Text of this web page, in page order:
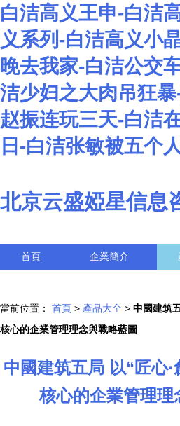
白洁高义王申-白洁
义系列-白洁高义小
晚去我家-白洁公交
洁少妇之大肉吊狂
赵振连玩三天-白洁
日-白洁张敏被五个
北京云盛婭星信息
首頁 企業簡介
當前位置： 首頁 > 產品大全 > 中國建筑
核心的企業管理理念與戰略藍圖
中國建筑五局 以“匠心·
核心的企業管理理